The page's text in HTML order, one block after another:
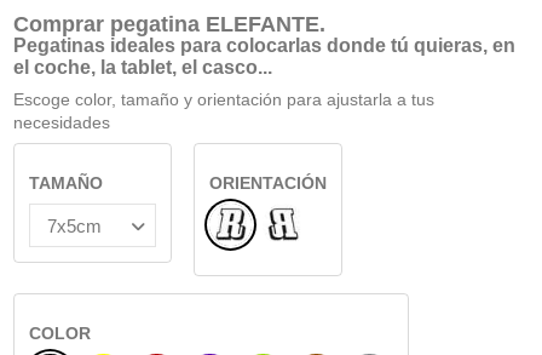
Comprar pegatina ELEFANTE.
Pegatinas ideales para colocarlas donde tú quieras, en
el coche, la tablet, el casco...
Escoge color, tamaño y orientación para ajustarla a tus
necesidades
TAMAÑO
ORIENTACIÓN
NormalReflejado
COLOR